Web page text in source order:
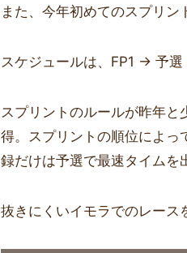
また、今年初めてのスプリン
スケジュールは、FP1 → 予
スプリントのルールが昨年と
得。スプリントの順位によっ
録だけは予選で最速タイムを
抜きにくいイモラでのレース